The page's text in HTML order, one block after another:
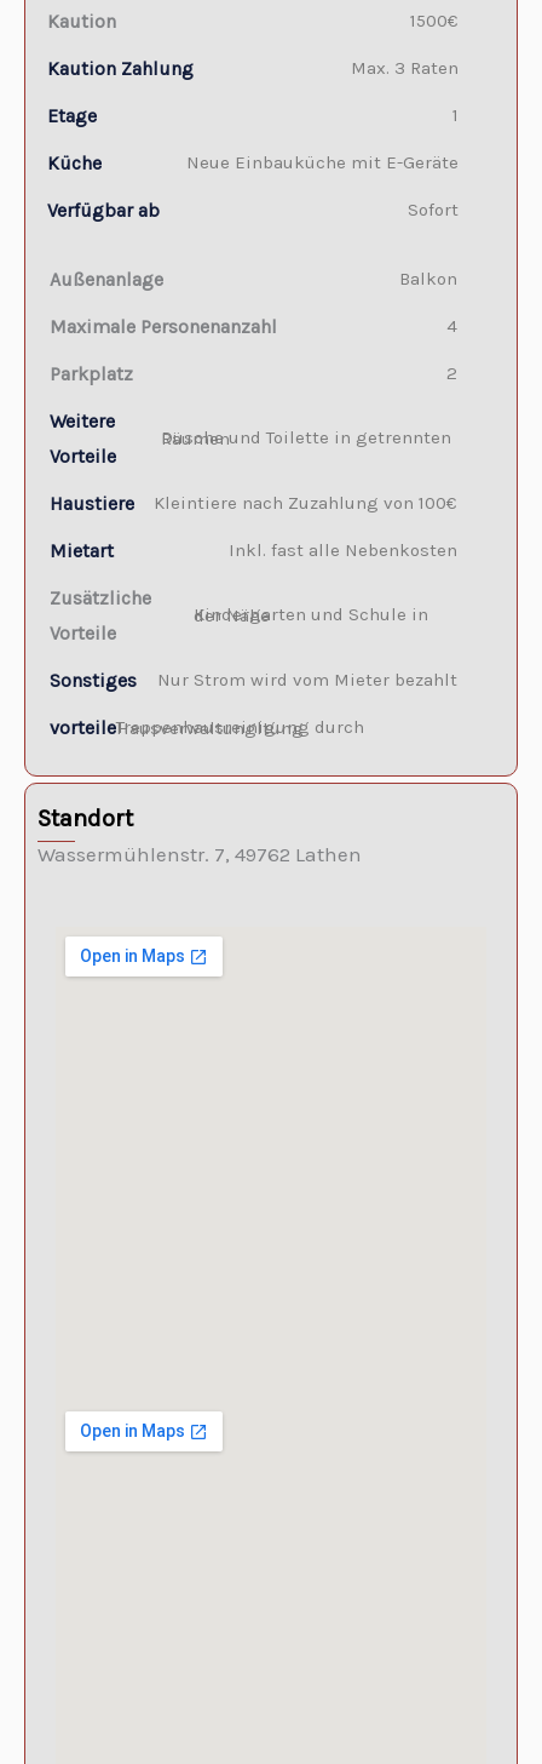
Kaution 1500€
Kaution Zahlung Max. 3 Raten
Etage 1
Küche Neue Einbauküche mit E-Geräte
Verfügbar ab Sofort
Außenanlage Balkon
Maximale Personenanzahl 4
Parkplatz 2
Weitere
Vorteile
Dusche und Toilette in getrennten Räumen
Haustiere Kleintiere nach Zuzahlung von 100€
Mietart Inkl. fast alle Nebenkosten
Zusätzliche
Vorteile
Kindergarten und Schule in der Nähe
Sonstiges Nur Strom wird vom Mieter bezahlt
vorteileTreppenhausreinigung durch Hausverwaltungltung
Standort
Wassermühlenstr. 7, 49762 Lathen